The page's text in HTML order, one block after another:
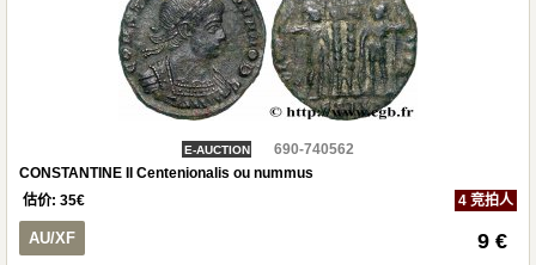
E-AUCTION
690-740562
CONSTANTINE II Centenionalis ou nummus
估价: 35€ 4 竞拍人
AU/XF 9 €